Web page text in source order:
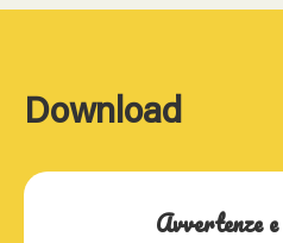
Download
Avvertenze